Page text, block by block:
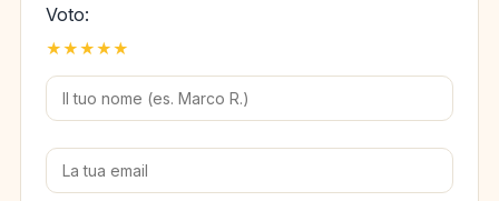
Voto:
★
★
★
★
★